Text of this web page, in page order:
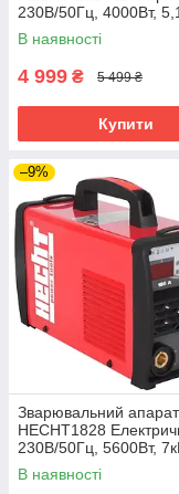
230В/50Гц, 4000Вт,
струм 20-140А,
3,2мм
В наявності
4 999 ₴ 5 499 ₴
Купити
–9%
Зварювальний апарат
HECHT1828
230В/50Гц, 5600Вт,
струм 20-180А,
4мм
В наявності